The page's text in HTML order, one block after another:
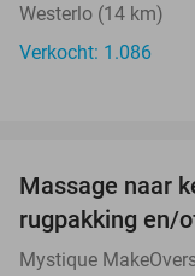
Westerlo (14 km)
Verkocht: 1.086
Massage naar
rugpakking en/
Mystique